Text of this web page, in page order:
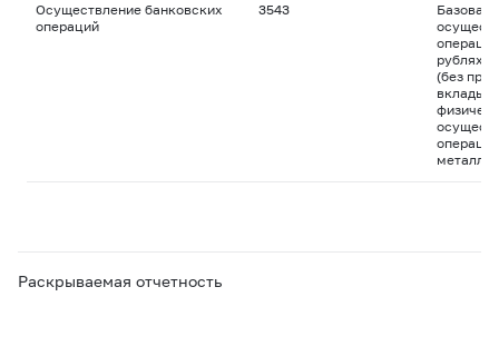
Осуществление банковских
операций
3543
Базовая
рублях и
(без
вклады
Раскрываемая отчетность